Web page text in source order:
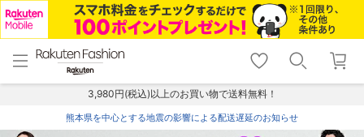
menu home
トップ
shopping_cart lock_outline
ログイン
3,980円(税込)以上のお買い物で送料無料！
熊本県を中心とする地震の影響による配送遅延のお知らせ